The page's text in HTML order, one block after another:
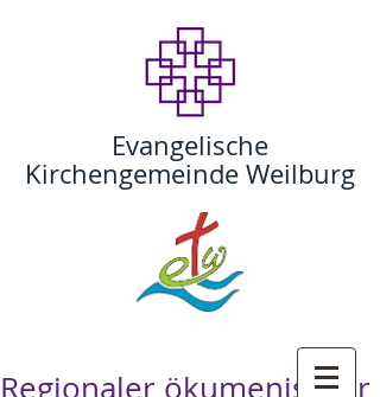
Evangelische
Kirchengemeinde Weilburg
Regionaler ökumenischer